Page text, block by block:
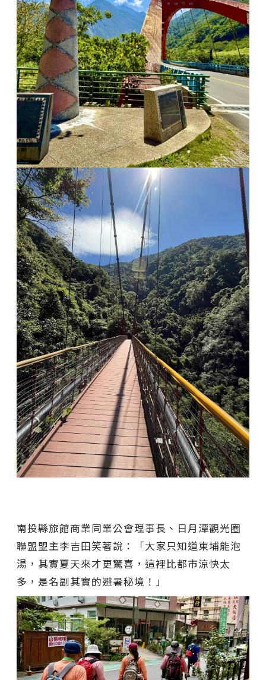
南投縣旅館商業同業公會理事長、日月潭觀光圈
聯盟盟主李吉田笑著說：「大家只知道東埔能泡
湯，其實夏天來才更驚喜，這裡比都市涼快太
多，是名副其實的避暑秘境！」